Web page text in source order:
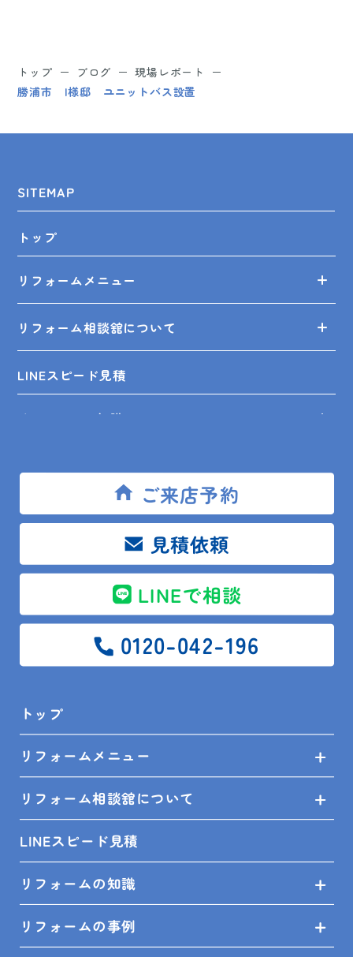
トップ
リフォームメニュー
リフォーム相談舘について
LINEスピード見積
リフォームの知識
リフォームの事例
ご来店予約
見積依頼
LINEで相談
0120-042-196
トップ ブログ
現場レポート
勝浦市 I様邸 ユニットバス設置
SITEMAP
トップ
リフォームメニュー
リフォーム相談舘について
LINEスピード見積
リフォームの知識
ショールーム来店予約
プライバシーポリシー
SHOP INFO
木更津店 〒292-0055 木更津市朝日3-10-9
館山店 〒294-0054
鴨川店 〒296-0001 鴨川市横渚283-1
＼フォローお願いします／